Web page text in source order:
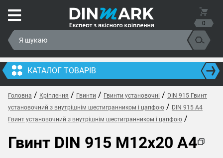
0
КАТАЛОГ ТОВАРІВ
Головна / Кріплення / Гвинти / Гвинти установочні / DIN 915 Гвинт
установочний з внутрішнім шестигранником і цапфою / DIN 915 A4
Гвинт установочний з внутрішнім шестигранником і цапфою /
Гвинт DIN 915 M12x20 A4